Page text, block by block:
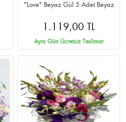
"Love" Beyaz Gül 5 Adet Beyaz
1.119,00 TL
Aynı Gün Ücretsiz Teslimat